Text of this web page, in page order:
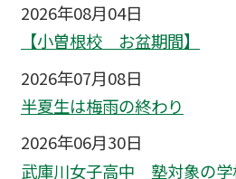
2026年08月04日
【小曽根校 お盆期間】
2026年07月08日
半夏生は梅雨の終わり
2026年06月30日
武庫川女子高中 塾対象の学